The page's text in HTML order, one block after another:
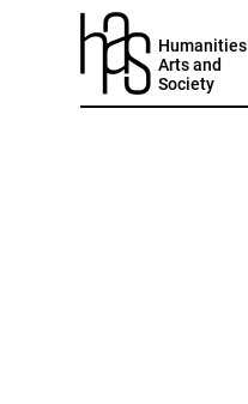
Humanities
Arts and
Society